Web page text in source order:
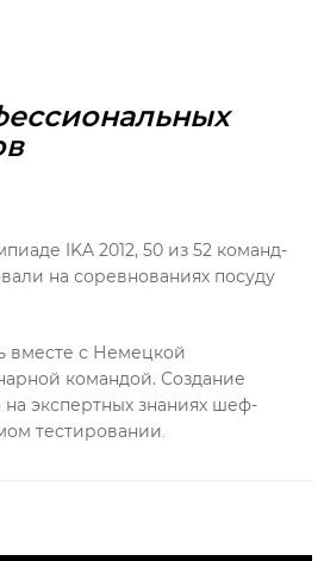
IKA 2012, 50 из 52 команд-
на соревнованиях посуду
вместе с Немецкой
командой. Создание
экспертных знаниях шеф-
тестировании